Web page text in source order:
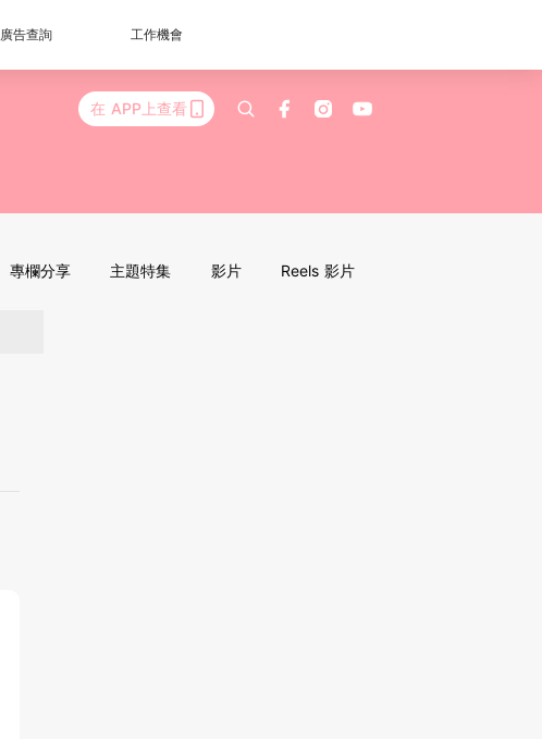
廣告查詢 工作機會
在 APP上查看
專欄分享 主題特集 影片 Reels 影片